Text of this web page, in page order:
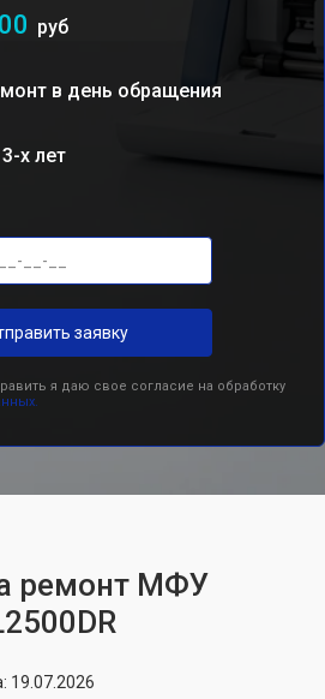
руб
в день обращения
х лет
заявку
я даю свое согласие на обработку
ремонт МФУ
19.07.2026